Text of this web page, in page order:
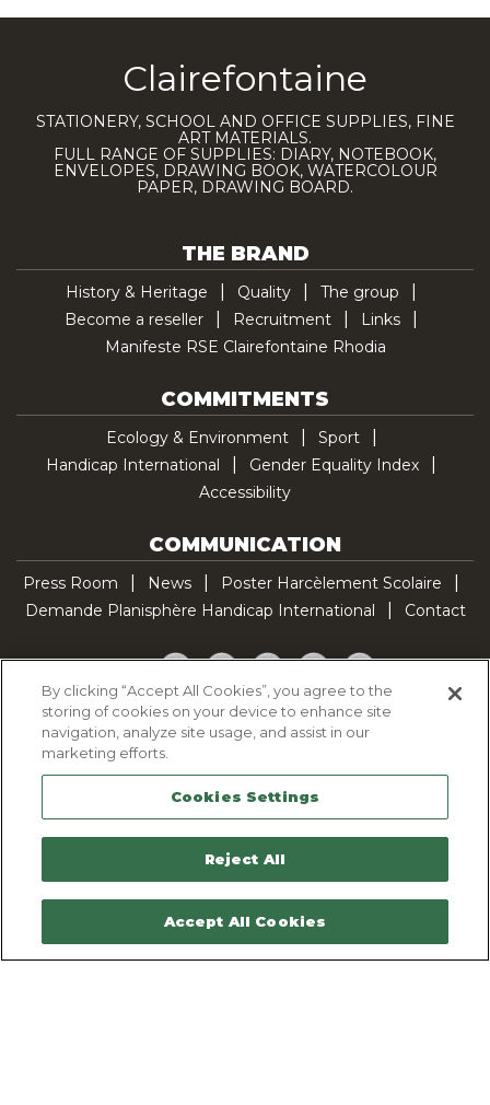
Clairefontaine
STATIONERY, SCHOOL AND OFFICE SUPPLIES, FINE
ART MATERIALS.
FULL RANGE OF SUPPLIES: DIARY, NOTEBOOK,
ENVELOPES, DRAWING BOOK, WATERCOLOUR
PAPER, DRAWING BOARD.
THE BRAND
History & Heritage Quality
The group
Become a reseller
Recruitment
Links
Manifeste RSE Clairefontaine Rhodia
COMMITMENTS
Ecology & Environment
Sport
Handicap International
Gender Equality Index
Accessibility
COMMUNICATION
Press Room News
Poster Harcèlement Scolaire
Demande Planisphère Handicap International
Contact
Facebook
TwitterYouTubePinterestTikTok
Cookie Policy
Legal Notice
Sitemap
Contactez-nous
By clicking “Accept All Cookies”, you agree to the
storing of cookies on your device to enhance site
navigation, analyze site usage, and assist in our
marketing efforts.
Cookies Settings
Reject All
Accept All Cookies